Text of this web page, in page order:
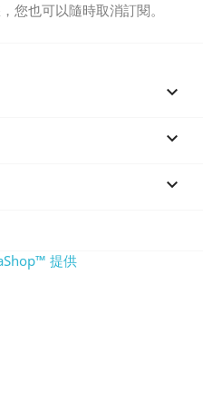
您也可以隨時取消訂閱。



提供